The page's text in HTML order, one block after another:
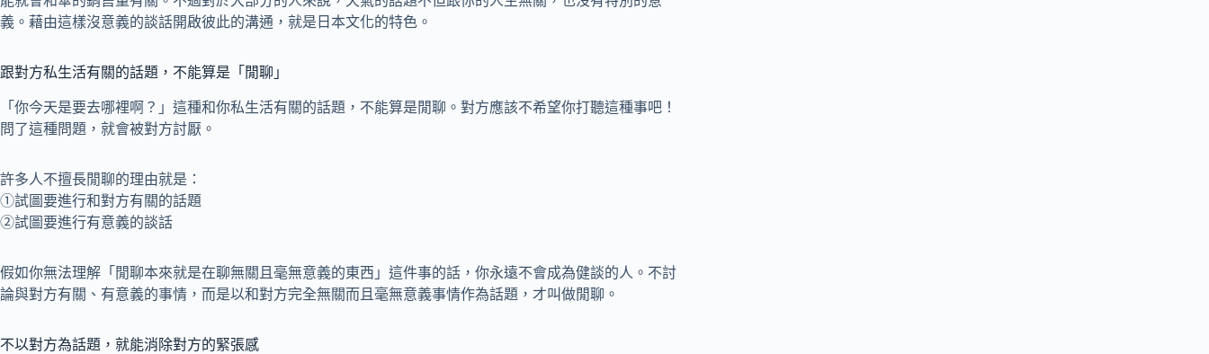
義。藉由這樣沒意義的談話開啟彼此的溝通，就是日本文化的特色。
跟對方私生活有關的話題，不能算是「閒聊」
「你今天是要去哪裡啊？」這種和你私生活有關的話題，不能算是閒聊。對方應該不希望你打聽這種事吧！
問了這種問題，就會被對方討厭。
許多人不擅長閒聊的理由就是：
①試圖要進行和對方有關的話題
②試圖要進行有意義的談話
假如你無法理解「閒聊本來就是在聊無關且毫無意義的東西」這件事的話，你永遠不會成為健談的人。不討
論與對方有關、有意義的事情，而是以和對方完全無關而且毫無意義事情作為話題，才叫做閒聊。
不以對方為話題，就能消除對方的緊張感